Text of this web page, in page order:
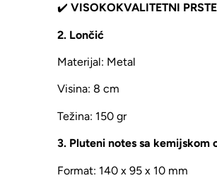
✔️ VISOKOKVALITETNI
2. Lončić
Materijal: Metal
Visina: 8 cm
Težina: 150 gr
3. Pluteni notes sa kemijskom
Format: 140 x 95 x 10 mm